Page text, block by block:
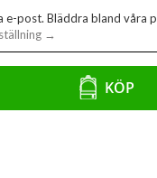
e-post. Bläddra bland våra
→
KÖP